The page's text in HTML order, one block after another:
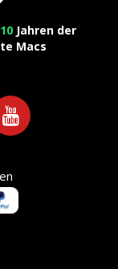
Jahren der
Macs